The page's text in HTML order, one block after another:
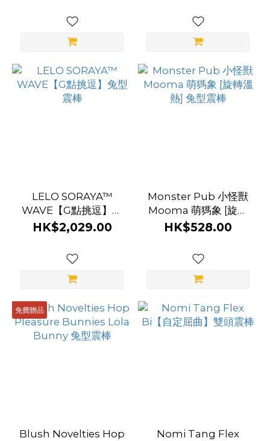
LELO SORAYA™
WAVE【G點挑逗】兔
型震棒
HK$2,029.00
Monster Pub 小怪獸
Mooma 萌獁象 [旋轉
溫熱] 兔型震棒
HK$528.00
免費贈品
Blush Novelties Hop
Nomi Tang Flex